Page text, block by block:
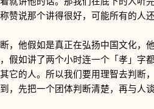
赞说那个讲得很好，可能所有的人
他假如是真正在弘扬中国文化，
，假如讲了两个小时连一个「孝」
它的人。所以我们要用理智去判断
，先把一个团体判断清楚，再与人